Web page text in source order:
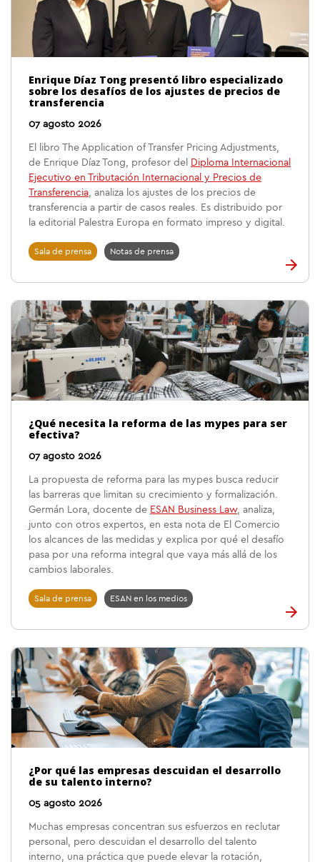
Enrique Díaz Tong presentó libro especializado
sobre los desafíos de los ajustes de precios de
transferencia
07 agosto 2026
El libro The Application of Transfer Pricing Adjustments,
de Enrique Díaz Tong, profesor del
Diploma Internacional
Ejecutivo en Tributación Internacional y Precios de
Transferencia , analiza los ajustes de los precios de
transferencia a partir de casos reales. Es distribuido por
la editorial Palestra Europa en formato impreso y digital.
Sala de prensa Notas de prensa
¿Qué necesita la reforma de las mypes para ser
efectiva?
07 agosto 2026
La propuesta de reforma para las mypes busca reducir
las barreras que limitan su crecimiento y formalización.
Germán Lora, docente de ESAN Business Law, analiza,
junto con otros expertos, en esta nota de El Comercio
los alcances de las medidas y explica por qué el desafío
pasa por una reforma integral que vaya más allá de los
cambios laborales.
Sala de prensa ESAN en los medios
¿Por qué las empresas descuidan el desarrollo
de su talento interno?
05 agosto 2026
Muchas empresas concentran sus esfuerzos en reclutar
personal, pero descuidan el desarrollo del talento
interno, una práctica que puede elevar la rotación,